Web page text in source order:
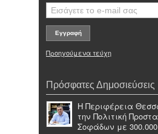
Προηγούμενα τεύχη
Πρόσφατες Δημοσιεύσεις
Η Περιφέρεια
την Πολιτική
Σοφάδων με